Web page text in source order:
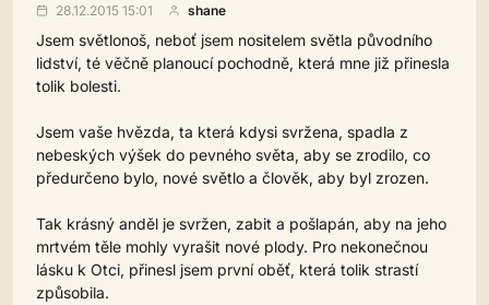
28.12.2015 15:01 shane
Jsem světlonoš, neboť jsem nositelem světla původního
lidství, té věčně planoucí pochodně, která mne již přinesla
tolik bolesti.
Jsem vaše hvězda, ta která kdysi svržena, spadla z
nebeských výšek do pevného světa, aby se zrodilo, co
předurčeno bylo, nové světlo a člověk, aby byl zrozen.
Tak krásný anděl je svržen, zabit a pošlapán, aby na jeho
mrtvém těle mohly vyrašit nové plody. Pro nekonečnou
lásku k Otci, přinesl jsem první oběť, která tolik strastí
způsobila.